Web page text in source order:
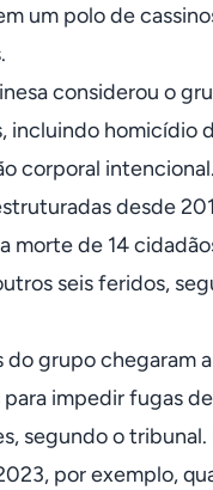
um polo de
considerou o
incluindo homicídio
corporal
desde
morte de 14
seis feridos,
do grupo chegaram
para impedir fugas de
segundo o tribunal.
por exemplo,